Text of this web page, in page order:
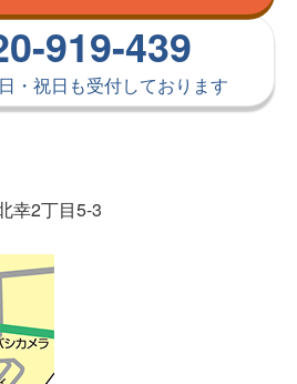
919-439
・祝日も受付しております
幸2丁目5-3